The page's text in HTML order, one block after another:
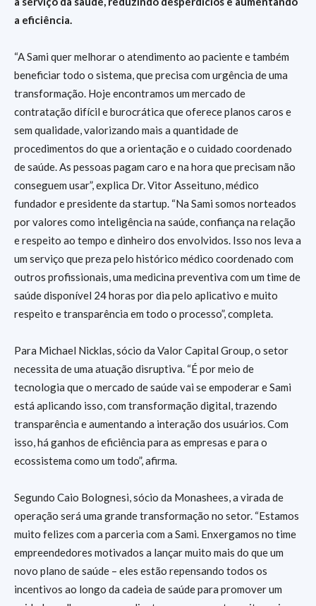
a eficiência.
“A Sami quer melhorar o atendimento ao paciente e também
beneficiar todo o sistema, que precisa com urgência de uma
transformação. Hoje encontramos um mercado de
contratação difícil e burocrática que oferece planos caros e
sem qualidade, valorizando mais a quantidade de
procedimentos do que a orientação e o cuidado coordenado
de saúde. As pessoas pagam caro e na hora que precisam não
conseguem usar”, explica Dr. Vitor Asseituno, médico
fundador e presidente da startup. “Na Sami somos norteados
por valores como inteligência na saúde, confiança na relação
e respeito ao tempo e dinheiro dos envolvidos. Isso nos leva a
um serviço que preza pelo histórico médico coordenado com
outros profissionais, uma medicina preventiva com um time de
saúde disponível 24 horas por dia pelo aplicativo e muito
respeito e transparência em todo o processo”, completa.
Para Michael Nicklas, sócio da Valor Capital Group, o setor
necessita de uma atuação disruptiva. “É por meio de
tecnologia que o mercado de saúde vai se empoderar e Sami
está aplicando isso, com transformação digital, trazendo
transparência e aumentando a interação dos usuários. Com
isso, há ganhos de eficiência para as empresas e para o
ecossistema como um todo”, afirma.
Segundo Caio Bolognesi, sócio da Monashees, a virada de
operação será uma grande transformação no setor. “Estamos
muito felizes com a parceria com a Sami. Enxergamos no time
empreendedores motivados a lançar muito mais do que um
novo plano de saúde – eles estão repensando todos os
incentivos ao longo da cadeia de saúde para promover um